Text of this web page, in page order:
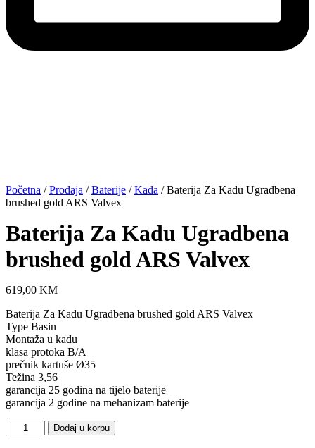
Početna /Prodaja /Baterije /Kada / Baterija Za Kadu Ugradbena
brushed gold ARS Valvex
Baterija Za Kadu Ugradbena
brushed gold ARS Valvex
619,00 KM
Baterija Za Kadu Ugradbena brushed gold ARS Valvex
Type Basin
Montaža u kadu
klasa protoka B/A
prečnik kartuše Ø35
Težina 3,56
garancija 25 godina na tijelo baterije
garancija 2 godine na mehanizam baterije
Baterija
Za
Dodaj u korpu